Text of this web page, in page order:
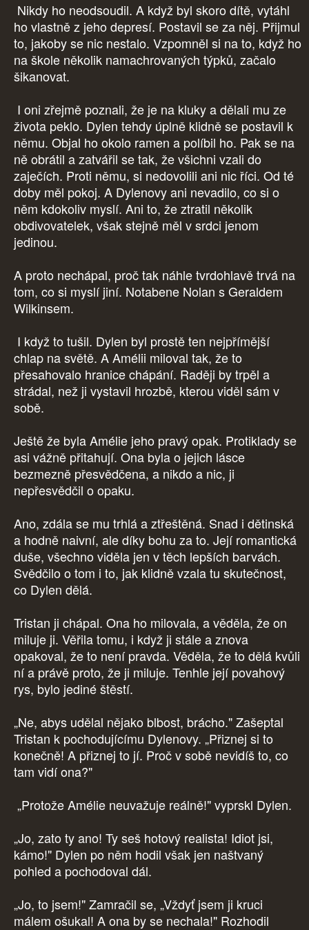
Nikdy ho neodsoudil. A když byl skoro dítě, vytáhl
ho vlastně z jeho depresí. Postavil se za něj. Přijmul
to, jakoby se nic nestalo. Vzpomněl si na to, když ho
na škole několik namachrovaných týpků, začalo
šikanovat.
I oni zřejmě poznali, že je na kluky a dělali mu ze
života peklo. Dylen tehdy úplně klidně se postavil k
němu. Objal ho okolo ramen a políbil ho. Pak se na
ně obrátil a zatvářil se tak, že všichni vzali do
zaječích. Proti němu, si nedovolili ani nic říci. Od té
doby měl pokoj. A Dylenovy ani nevadilo, co si o
něm kdokoliv myslí. Ani to, že ztratil několik
obdivovatelek, však stejně měl v srdci jenom
jedinou.
A proto nechápal, proč tak náhle tvrdohlavě trvá na
tom, co si myslí jiní. Notabene Nolan s Geraldem
Wilkinsem.
I když to tušil. Dylen byl prostě ten nejpřímější
chlap na světě. A Amélii miloval tak, že to
přesahovalo hranice chápání. Raději by trpěl a
strádal, než ji vystavil hrozbě, kterou viděl sám v
sobě.
Ještě že byla Amélie jeho pravý opak. Protiklady se
asi vážně přitahují. Ona byla o jejich lásce
bezmezně přesvědčena, a nikdo a nic, ji
nepřesvědčil o opaku.
Ano, zdála se mu trhlá a ztřeštěná. Snad i dětinská
a hodně naivní, ale díky bohu za to. Její romantická
duše, všechno viděla jen v těch lepších barvách.
Svědčilo o tom i to, jak klidně vzala tu skutečnost,
co Dylen dělá.
Tristan ji chápal. Ona ho milovala, a věděla, že on
miluje ji. Věřila tomu, i když ji stále a znova
opakoval, že to není pravda. Věděla, že to dělá kvůli
ní a právě proto, že ji miluje. Tenhle její povahový
rys, bylo jediné štěstí.
„Ne, abys udělal nějako blbost, brácho." Zašeptal
Tristan k pochodujícímu Dylenovy. „Přiznej si to
konečně! A přiznej to jí. Proč v sobě nevidíš to, co
tam vidí ona?"
„Protože Amélie neuvažuje reálně!" vyprskl Dylen.
„Jo, zato ty ano! Ty seš hotový realista! Idiot jsi,
kámo!" Dylen po něm hodil však jen naštvaný
pohled a pochodoval dál.
„Jo, to jsem!" Zamračil se, „Vždyť jsem ji kruci
málem ošukal! A ona by se nechala!" Rozhodil